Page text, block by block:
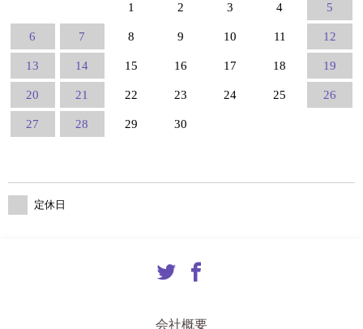
1 2 3 4 5
6 7 8 9 10 11 12
13 14 15 16 17 18 19
20 21 22 23 24 25 26
27 28 29 30
定休日
会社概要